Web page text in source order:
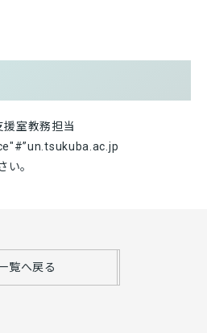
室教務担当
い。
覧へ戻る